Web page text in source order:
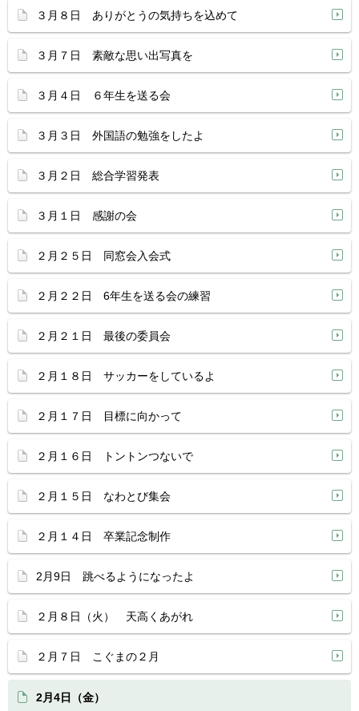
３月８日 ありがとうの気持ちを込めて
３月７日 素敵な思い出写真を
３月４日 ６年生を送る会
３月３日 外国語の勉強をしたよ
３月２日 総合学習発表
３月１日 感謝の会
２月２５日 同窓会入会式
２月２２日 6年生を送る会の練習
２月２１日 最後の委員会
２月１８日 サッカーをしているよ
２月１７日 目標に向かって
２月１６日 トントンつないで
２月１５日 なわとび集会
２月１４日 卒業記念制作
2月9日 跳べるようになったよ
２月８日（火） 天高くあがれ
２月７日 こぐまの２月
2月4日（金）